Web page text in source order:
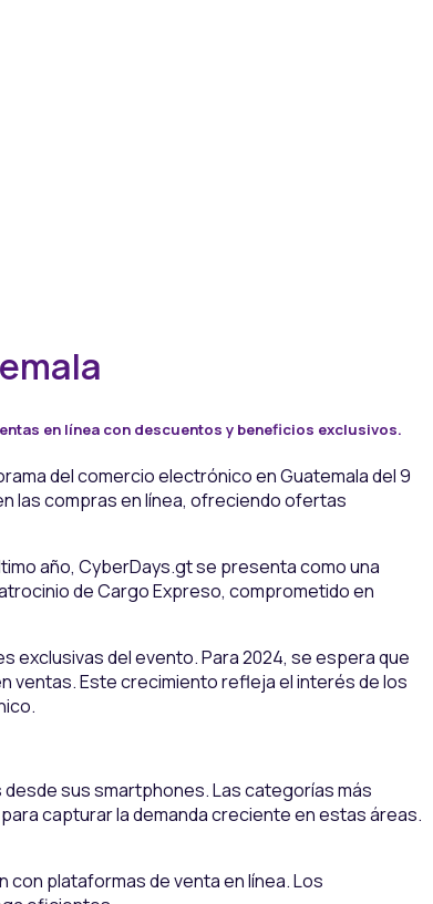
en línea con descuentos y beneficios exclusivos.
del comercio electrónico en Guatemala del 9
las compras en línea, ofreciendo ofertas
año, CyberDays.gt se presenta como una
de Cargo Expreso, comprometido en
exclusivas del evento. Para 2024, se espera que
ventas. Este crecimiento refleja el interés de los
sus smartphones. Las categorías más
capturar la demanda creciente en estas áreas.
plataformas de venta en línea. Los